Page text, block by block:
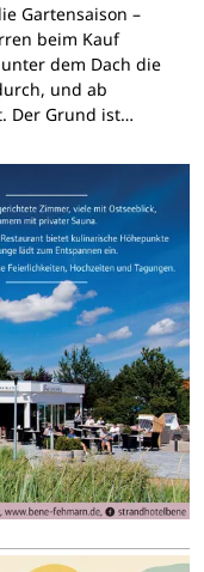
Gartensaison –
beim Kauf
dem Dach die
und ab
Der Grund ist…